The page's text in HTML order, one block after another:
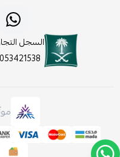
السجل